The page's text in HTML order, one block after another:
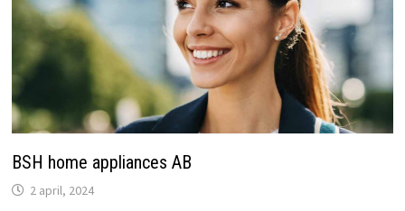
BSH home appliances AB
2 april, 2024